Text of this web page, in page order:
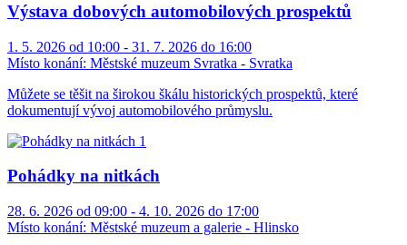
Výstava dobových automobilových prospektů
1. 5. 2026 od 10:00 - 31. 7. 2026 do 16:00
Místo konání: Městské muzeum Svratka - Svratka
Můžete se těšit na širokou škálu historických prospektů, které
dokumentují vývoj automobilového průmyslu.
Pohádky na nitkách
28. 6. 2026 od 09:00 - 4. 10. 2026 do 17:00
Místo konání: Městské muzeum a galerie - Hlinsko